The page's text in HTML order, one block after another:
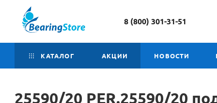
8 (800) 301-31-51
КАТАЛОГ АКЦИИ НОВОСТИ
25590/20 PER.25590/20